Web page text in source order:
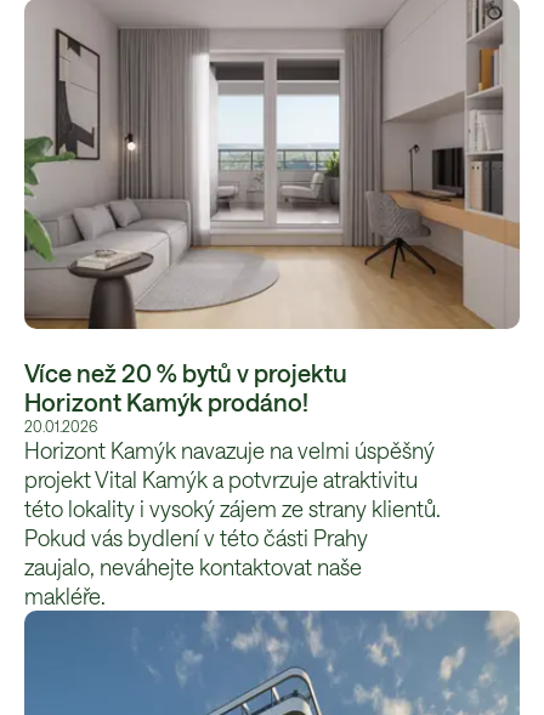
Více než 20 % bytů v projektu
Horizont Kamýk prodáno!
20.01.2026
Horizont Kamýk navazuje na velmi úspěšný
projekt Vital Kamýk a potvrzuje atraktivitu
této lokality i vysoký zájem ze strany klientů.
Pokud vás bydlení v této části Prahy
zaujalo, neváhejte kontaktovat naše
makléře.